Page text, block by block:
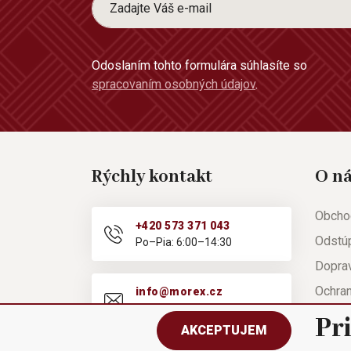
Odoslaním tohto formulára súhlasíte so
spracovaním osobných údajov.
Rýchly kontakt
+420 573 371 043
Po–Pia: 6:00–14:30
info@morex.cz
Po–Pia: 6:00–14:30
O
AKCEPTUJEM